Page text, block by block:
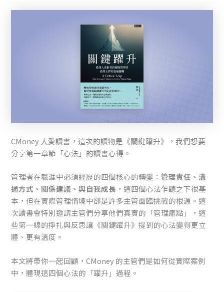
CMoney 人愛讀書，這次的讀物是《關鍵躍升》，我們想要
分享第一章節「心法」的讀書心得。
管理者在職涯中必須經歷的四個核心的轉變：管理責任、溝
通方式、關係建議、與自我成長 ，這四個心法乍聽之下很基
本，但在實際管理情境中卻是許多主管面臨挑戰的根源。這
次讀書會特別邀請主管們分享他們真實的「管理痛點」，這
些第一線的掙扎與反思讓《關鍵躍升》提到的心法變得更立
體、更有溫度。
本文將帶你一起回顧，CMoney 的主管們是如何從實際案例
中，體現這四個心法的「躍升」過程。